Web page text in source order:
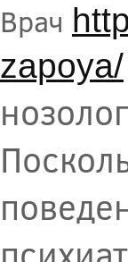
Врач
zapoya/